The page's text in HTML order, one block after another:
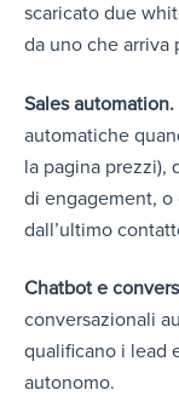
scaricato due
da uno che arriva
Sales automation.
automatiche
la pagina prezzi),
di engagement,
dall’ultimo
Chatbot e
conversazionali
qualificano i lead
autonomo.